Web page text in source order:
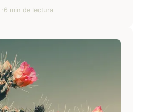
6 min de lectura